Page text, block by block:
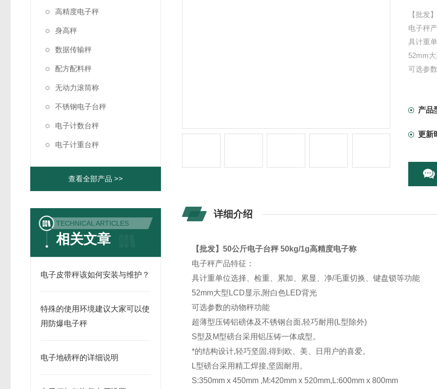
高精度电子秤
身高秤
数据传输秤
配方配料秤
无动力滚筒称
不锈钢电子台秤
电子计数台秤
电子计重台秤
查看全部产品 >>
TECHNICAL ARTICLES
相关文章
电子皮带秤该如何安装与维护？
特殊的使用环境建议大家可以使
用防爆电子秤
电子地磅秤的详细说明
【批发
电子秤
具计重
52mm
可选参
产品
更新
详细介绍
【批发】50公斤电子台秤 50kg/1g高精度电子称
电子秤产品特征：
具计重单位选择、检重、累加、累显、净/毛重切换、键盘锁等功能
52mm大型LCD显示,附白色LED背光
可选参数的动物秤功能
超薄型压铸铝磅体及不锈钢台面,轻巧耐用(L型除外)
S型及M型磅台采用铝压铸一体成型。
*的结构设计,轻巧坚固,得到欧、美、日用户的喜爱。
L型磅台采用精工焊接,坚固耐用。
S:350mm x 450mm ,M:420mm x 520mm,L:600mm x 800mm